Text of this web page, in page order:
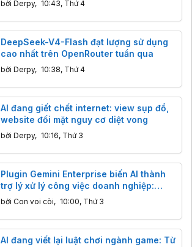
bởi Derpy, 10:43, Thứ 4
DeepSeek-V4-Flash đạt lượng sử dụng
cao nhất trên OpenRouter tuần qua
bởi Derpy, 10:38, Thứ 4
AI đang giết chết internet: view sụp đổ,
website đối mặt nguy cơ diệt vong
bởi Derpy, 10:16, Thứ 3
Plugin Gemini Enterprise biến AI thành
trợ lý xử lý công việc doanh nghiệp:
Thông tin bạn cần biết
bởi Con voi còi, 10:00, Thứ 3
AI đang viết lại luật chơi ngành game: Từ